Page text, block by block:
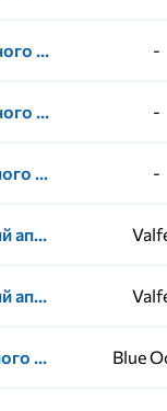
насадка ф20 для сварочного аппарата ГОЛУБОЙ ОКЕАН -
насадка ф20 для сварочного аппарата -
насадка ф63 для сварочного аппарата -
насадка ф25 на сварочный аппарат VALFEX
насадка ф32 на сварочный аппарат VALFEX
насадка ф32 для сварочного аппарата ГОЛУБОЙ ОКЕАН Blue